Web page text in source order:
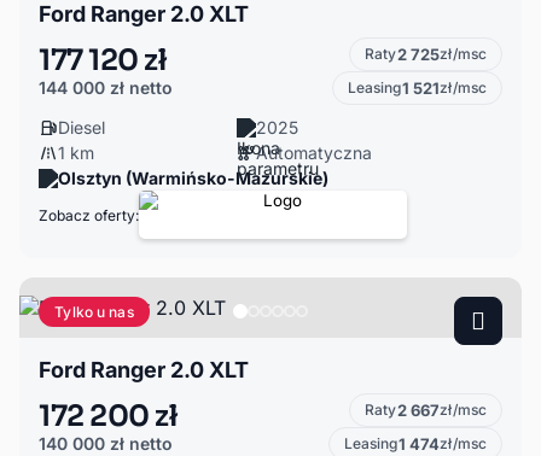
Ford Ranger 2.0 XLT
177 120 zł
144 000 zł netto
Raty2 725zł/msc
Leasing1 521zł/msc
Diesel
2025
1 km
Automatyczna
Olsztyn (Warmińsko-Mazurskie)
Zobacz oferty:
Tylko u nas
Ford Ranger 2.0 XLT
172 200 zł
140 000 zł netto
Raty2 667zł/msc
Leasing1 474zł/msc